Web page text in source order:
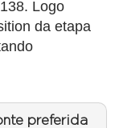
Logo
da etapa
preferida